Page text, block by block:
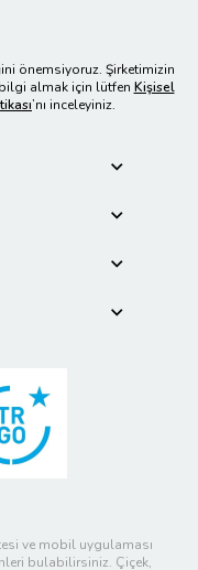
önemsiyoruz. Şirketimizin
almak için lütfen Kişisel
’nı inceleyiniz.
ve mobil uygulaması
bulabilirsiniz. Çiçek,